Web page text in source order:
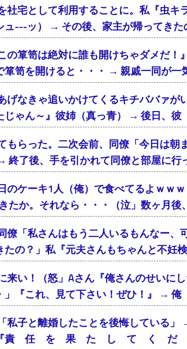
社宅として利用することに。私『虫キ
ュ---ッ） → その後、家主が帰ってきた
の箪笥は絶対に誰も開けちゃダメだ
箪笥を開けると・・・ → 親戚一同が一
げなきゃ追いかけてくるキチババァが
じゃん～』彼姉（真っ青） → 後日、彼
もらった。二次会前、同僚「今日は朝
終了後、手を引かれて同僚と部屋に行
のケーキ1人（俺）で食べてるよｗｗ
きたか。それなら・・・（泣」数
僚「私さんはもう二人いるもんなー、
の？」私『元夫さんもちゃんと不妊
来い！（怒」Aさん『俺さんのせいに
」『これ、見て下さい！ぜひ！』 → 俺
私子と離婚したことを後悔している
『責 任 を 果 た し て く だ さ